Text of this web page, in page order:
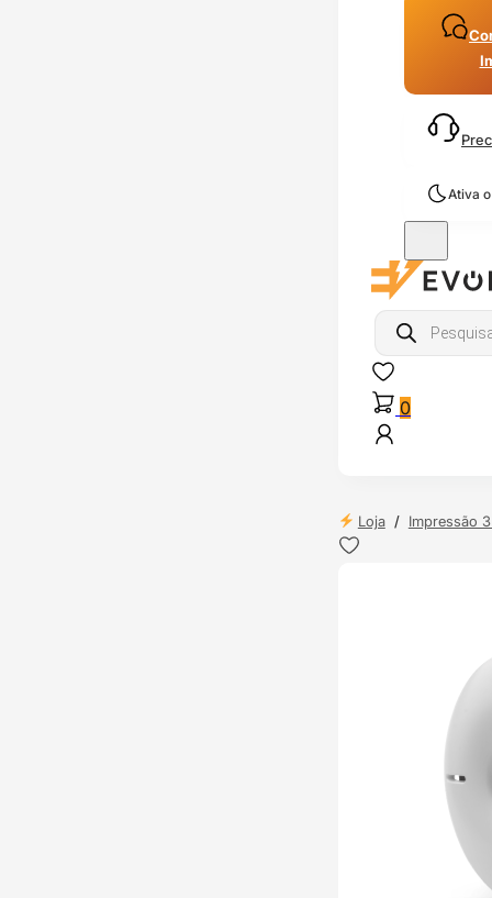
Ativa
Products
search
0
Loja / Impressão